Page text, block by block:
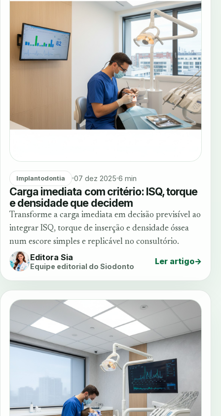
Implantodontia 07 dez 2025 6 min
Carga imediata com critério: ISQ, torque
e densidade que decidem
Transforme a carga imediata em decisão previsível ao
integrar ISQ, torque de inserção e densidade óssea
num escore simples e replicável no consultório.
Editora Sia
Equipe editorial do Siodonto Ler artigo→